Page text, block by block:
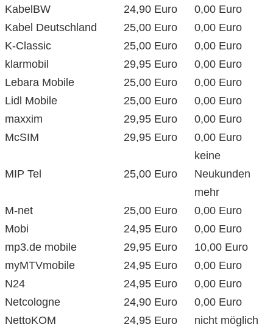
KabelBW 24,90 Euro
0,00 Euro
Kabel Deutschland
25,00 Euro
0,00 Euro
K-Classic
25,00 Euro
0,00 Euro
klarmobil
29,95 Euro
0,00 Euro
Lebara Mobile
25,00 Euro
0,00 Euro
Lidl Mobile
25,00 Euro
0,00 Euro
maxxim
29,95 Euro
0,00 Euro
McSIM
29,95 Euro 0,00 Euro
MIP Tel 25,00 Euro
keine
Neukunden
mehr
M-net
25,00 Euro
0,00 Euro
Mobi
24,95 Euro
0,00 Euro
mp3.de mobile
29,95 Euro
10,00 Euro
myMTVmobile
24,95 Euro
0,00 Euro
N24
24,95 Euro
0,00 Euro
Netcologne
24,90 Euro
0,00 Euro
NettoKOM
24,95 Euro
nicht möglich